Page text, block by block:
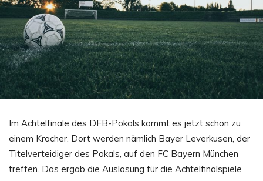
Im Achtelfinale des DFB-Pokals kommt es jetzt schon zu
einem Kracher. Dort werden nämlich Bayer Leverkusen, der
Titelverteidiger des Pokals, auf den FC Bayern München
treffen. Das ergab die Auslosung für die Achtelfinalspiele